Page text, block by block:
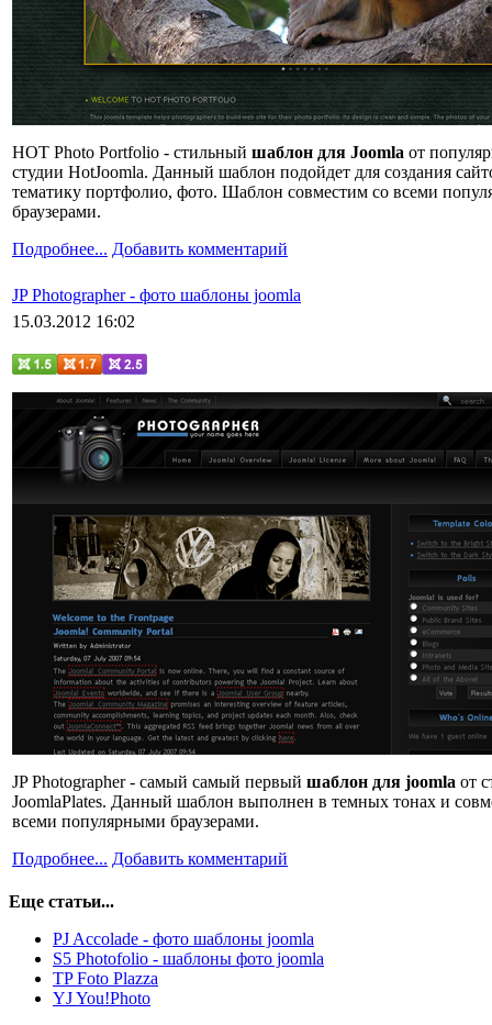
HOT Photo Portfolio - стильный шаблон для Joomla от
студии HotJoomla. Данный шаблон подойдет для создания
тематику портфолио, фото. Шаблон совместим со всеми
браузерами.
Подробнее... Добавить комментарий
JP Photographer - фото шаблоны joomla
15.03.2012 16:02
JP Photographer - самый самый первый шаблон для joomla от
JoomlaPlates. Данный шаблон выполнен в темных тонах и
всеми популярными браузерами.
Подробнее... Добавить комментарий
Еще статьи...
PJ Accolade - фото шаблоны joomla
S5 Photofolio - шаблоны фото joomla
TP Foto Plazza
YJ You!Photo